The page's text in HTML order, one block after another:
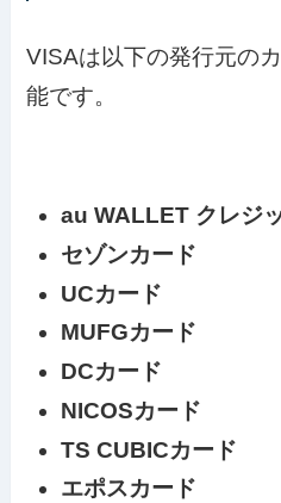
VISAは以下の発行元の
能です。
au WALLET クレジ
セゾンカード
UCカード
MUFGカード
DCカード
NICOSカード
TS CUBICカード
エポスカード